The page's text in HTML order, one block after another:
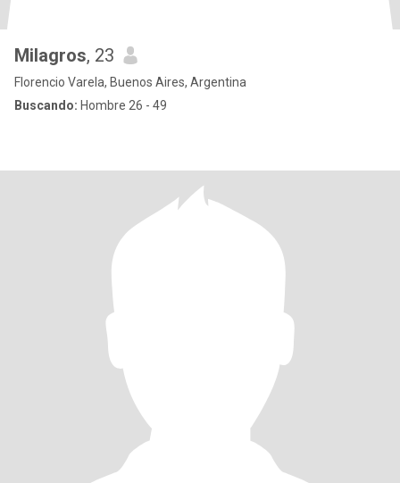
Milagros, 23
Florencio Varela, Buenos Aires, Argentina
Buscando: Hombre 26 - 49